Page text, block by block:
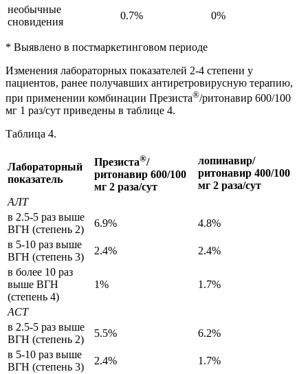
необычные
сновидения
0.7% 0%
* Выявлено в постмаркетинговом периоде
Изменения лабораторных показателей 2-4 степени у
пациентов, ранее получавших антиретровирусную терапию,
при применении комбинации Презиста®/ритонавир 600/100
мг 1 раз/сут приведены в таблице 4.
Таблица 4.
Лабораторный
показатель
Презиста®/
ритонавир 600/100
мг 2 раза/сут
лопинавир/
ритонавир 400/100
мг 2 раза/сут
АЛТ
в 2.5-5 раз выше
ВГН (степень 2)
6.9%
4.8%
в 5-10 раз выше
ВГН (степень 3)
2.4%
2.4%
в более 10 раз
выше ВГН
(степень 4)
1% 1.7%
АСТ
в 2.5-5 раз выше
ВГН (степень 2)
5.5%
6.2%
в 5-10 раз выше
ВГН (степень 3)
2.4%
1.7%